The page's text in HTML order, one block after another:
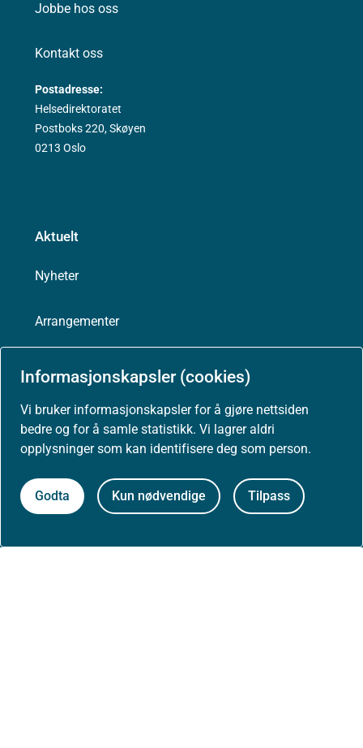
Informasjonskapsler (cookies)
Vi bruker informasjonskapsler for å gjøre nettsiden
bedre og for å samle statistikk. Vi lagrer aldri
opplysninger som kan identifisere deg som person.
Godta Kun nødvendige Tilpass
Jobbe hos oss
Kontakt oss
Postadresse:
Helsedirektoratet
Postboks 220, Skøyen
0213 Oslo
Aktuelt
Nyheter
Arrangementer
Presse
Om nettstedet